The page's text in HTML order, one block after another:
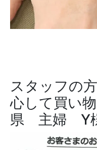
スタッフの
心して買い
県 主婦 Y